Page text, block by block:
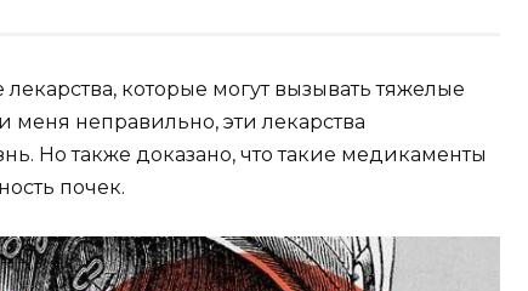
которые могут вызывать тяжелые
неправильно, эти лекарства
Но также доказано, что такие медикаменты
почек.